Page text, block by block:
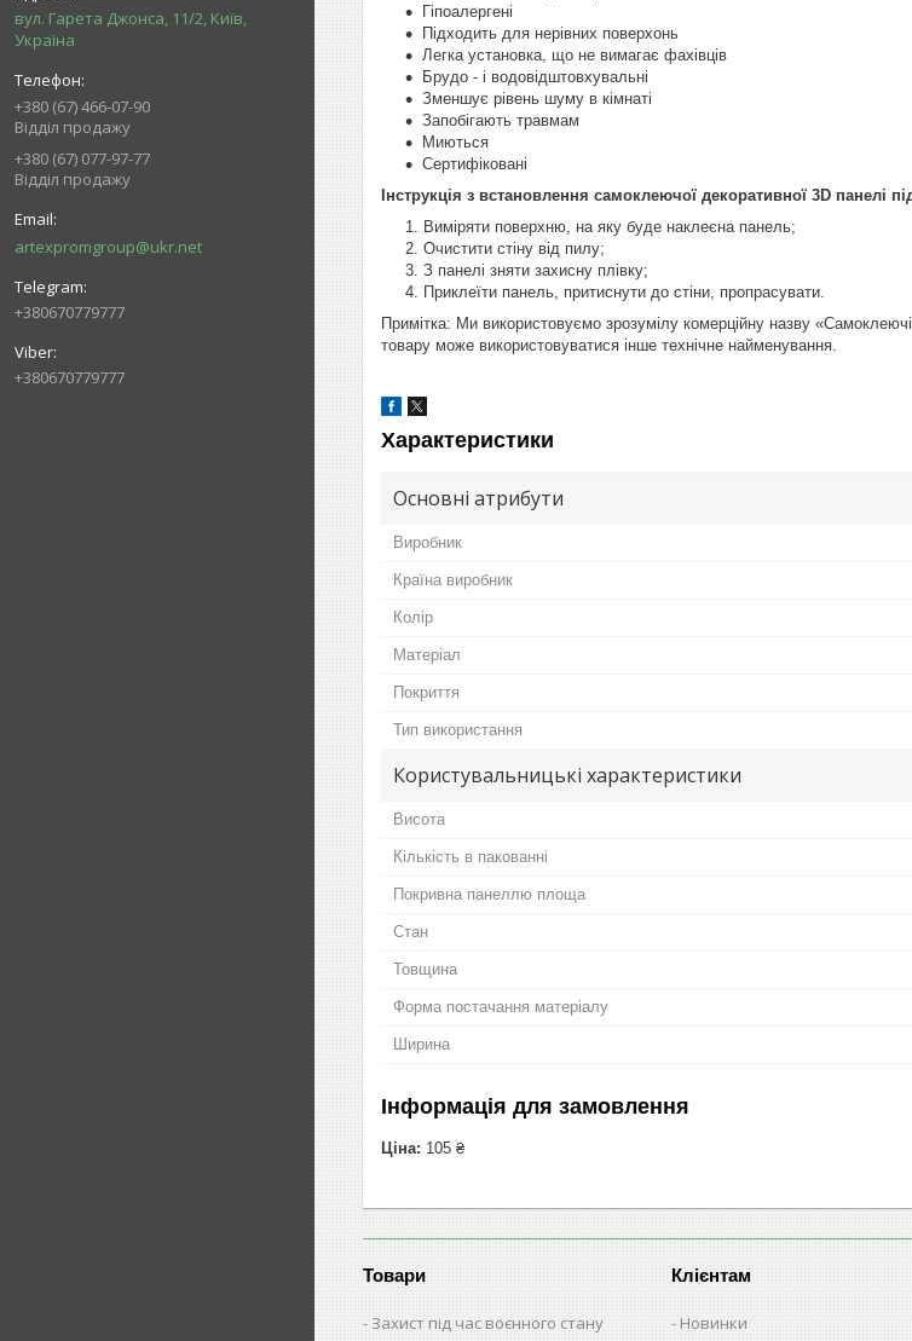
вул. Гарета Джонса, 11/2, Київ,
Україна
+380 (67) 466-07-90
Відділ продажу
+380 (67) 077-97-77
Відділ продажу
artexpromgroup@ukr.net
+380670779777
+380670779777
Гіпоалергені
Підходить для нерівних поверхонь
Легка установка, що не вимагає фахівців
Брудо - і водовідштовхувальні
Зменшує рівень шуму в кімнаті
Запобігають травмам
Миються
Сертифіковані
Інструкція з встановлення самоклеючої декоративної 3D панелі
Виміряти поверхню, на яку буде наклеєна панель;
Очистити стіну від пилу;
З панелі зняти захисну плівку;
Приклеїти панель, притиснути до стіни, пропрасувати.
Примітка: Ми використовуємо зрозумілу комерційну назву
товару може використовуватися інше технічне найменування.
Характеристики
Основні атрибути
Виробник
Країна виробник
Колір
Матеріал
Покриття
Тип використання
Користувальницькі характеристики
Висота
Кількість в пакованні
Покривна панеллю площа
Стан
Товщина
Форма постачання матеріалу
Ширина
Інформація для замовлення
Ціна: 105 ₴
Товари
Захист під час воєнного стану
Клієнтам
Новинки